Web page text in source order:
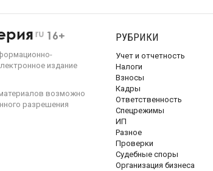
ru 16+
издание
возможно
разрешения
РУБРИКИ
Учет и отчетность
Налоги
Взносы
Кадры
Ответственность
Спецрежимы
ИП
Разное
Проверки
Судебные споры
Организация бизнеса